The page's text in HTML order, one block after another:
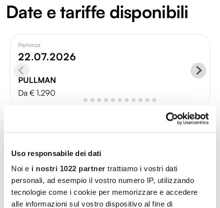
Uso responsabile dei dati
Noi e i nostri 1022 partner trattiamo i vostri dati
personali, ad esempio il vostro numero IP, utilizzando
tecnologie come i cookie per memorizzare e accedere
alle informazioni sul vostro dispositivo al fine di
Date e tariffe disponibili
Partenza
22.07.2026
PULLMAN
Da € 1.290